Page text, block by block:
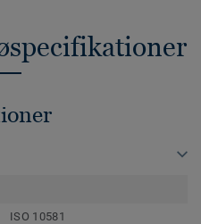
ISO 10581